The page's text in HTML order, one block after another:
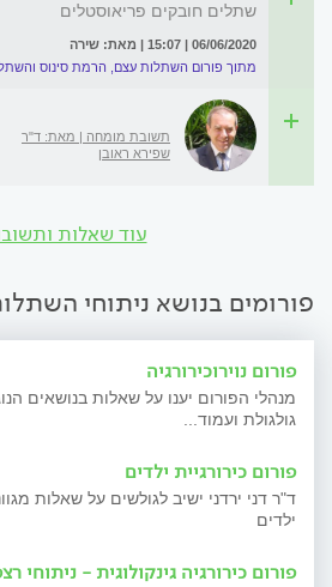
שתלים חובקים פריאוסטלים
06/06/2020 | 15:07 | מאת: שירה
מתוך פורום השתלות עצם, הרמת סינוס
תשובת מומחה | מאת: ד"ר
שפירא ראובן
עוד שאלות
פורומים בנושא ניתוחי
פורום נוירוכירורגיה
מנהלי הפורום יענו על שאלות בנושאים
גולגולת ועמוד...
פורום כירורגיית ילדים
ד"ר דני ירדני ישיב לגולשים על שאלות
ילדים
פורום כירורגיה גינקולוגית - ניתוחי